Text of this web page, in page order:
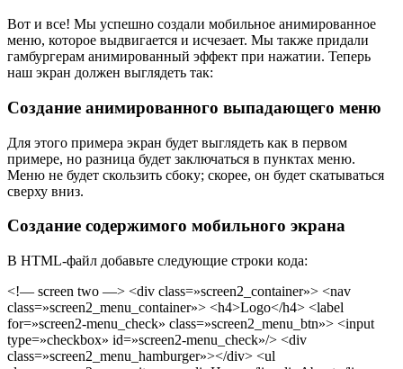
Вот и все! Мы успешно создали мобильное анимированное
меню, которое выдвигается и исчезает. Мы также придали
гамбургерам анимированный эффект при нажатии. Теперь
наш экран должен выглядеть так:
Создание анимированного выпадающего меню
Для этого примера экран будет выглядеть как в первом
примере, но разница будет заключаться в пунктах меню.
Меню не будет скользить сбоку; скорее, он будет скатываться
сверху вниз.
Создание содержимого мобильного экрана
В HTML-файл добавьте следующие строки кода:
<!— screen two —> <div class=»screen2_container»> <nav
class=»screen2_menu_container»> <h4>Logo</h4> <label
for=»screen2-menu_check» class=»screen2_menu_btn»> <input
type=»checkbox» id=»screen2-menu_check»/> <div
class=»screen2_menu_hamburger»></div> <ul